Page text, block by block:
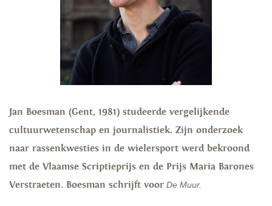
Jan Boesman (Gent, 1981) studeerde vergelijkende
cultuurwetenschap en journalistiek. Zijn onderzoek
naar rassenkwesties in de wielersport werd bekroond
met de Vlaamse Scriptieprijs en de Prijs Maria Barones
Verstraeten. Boesman schrijft voor De Muur.